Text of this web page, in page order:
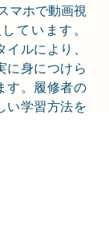
マホで動画視
ています。
イルにより、
に身につけら
す。履修者の
い学習方法を